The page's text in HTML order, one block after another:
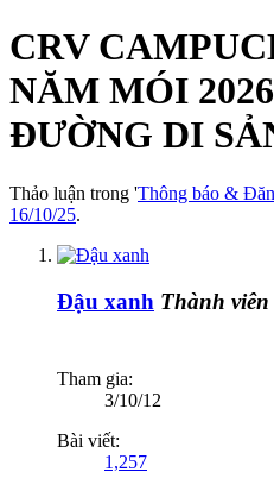
CRV
NĂM MÓI
ĐƯỜNG DI
Thảo luận trong 'Thông báo &
16/10/25.
Đậu xanh Thành
Tham gia:
3/10/12
Bài viết:
1,257